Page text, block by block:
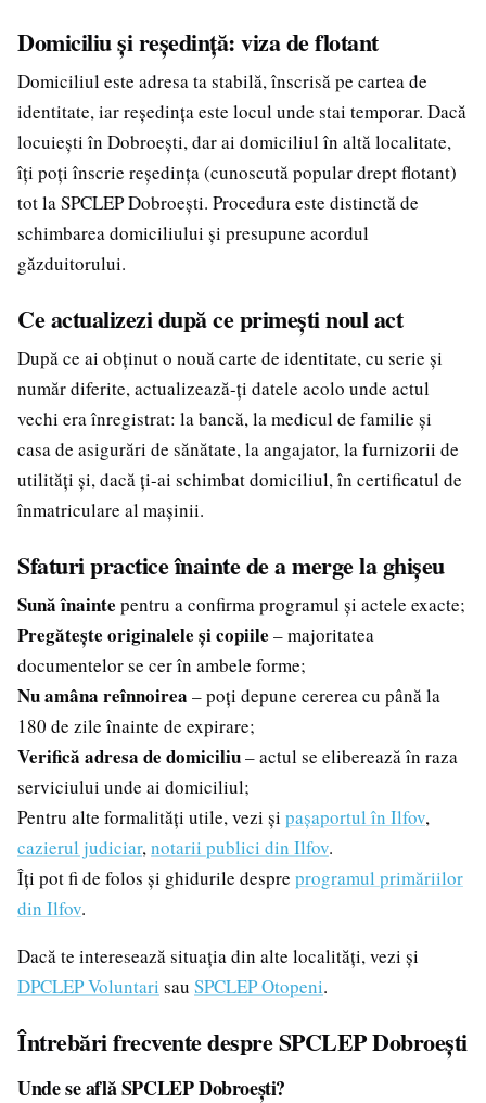
Domiciliu și reședință: viza de flotant
Domiciliul este adresa ta stabilă, înscrisă pe cartea de
identitate, iar reședința este locul unde stai temporar. Dacă
locuiești în Dobroești, dar ai domiciliul în altă localitate,
îți poți înscrie reședința (cunoscută popular drept flotant)
tot la SPCLEP Dobroești. Procedura este distinctă de
schimbarea domiciliului și presupune acordul
găzduitorului.
Ce actualizezi după ce primești noul act
După ce ai obținut o nouă carte de identitate, cu serie și
număr diferite, actualizează-ți datele acolo unde actul
vechi era înregistrat: la bancă, la medicul de familie și
casa de asigurări de sănătate, la angajator, la furnizorii de
utilități și, dacă ți-ai schimbat domiciliul, în certificatul de
înmatriculare al mașinii.
Sfaturi practice înainte de a merge la ghișeu
Sună înainte pentru a confirma programul și actele exacte;
Pregătește originalele și copiile – majoritatea
documentelor se cer în ambele forme;
Nu amâna reînnoirea – poți depune cererea cu până la
180 de zile înainte de expirare;
Verifică adresa de domiciliu– actul se eliberează în raza
serviciului unde ai domiciliul;
Pentru alte formalități utile, vezi și pașaportul în Ilfov,
cazierul judiciar,notarii publici din Ilfov.
Îți pot fi de folos și ghidurile despre programul primăriilor
din Ilfov.
Dacă te interesează situația din alte localități, vezi și
DPCLEP Voluntari sau SPCLEP Otopeni.
Întrebări frecvente despre SPCLEP Dobroești
Unde se află SPCLEP Dobroești?